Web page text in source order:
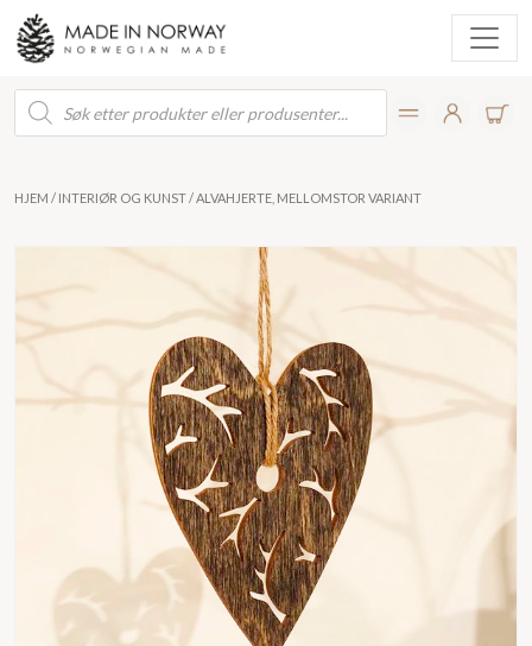
Products
search
HJEM / INTERIØR OG KUNST/ ALVAHJERTE, MELLOMSTOR VARIANT